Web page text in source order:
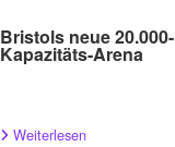
Bristols neue 20.000-
Kapazitäts-Arena
Weiterlesen